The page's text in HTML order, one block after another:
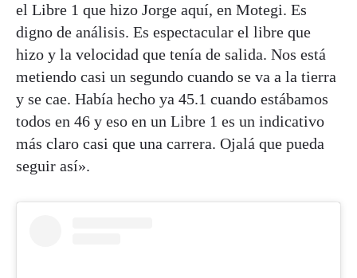
el Libre 1 que hizo Jorge aquí, en Motegi. Es
digno de análisis. Es espectacular el libre que
hizo y la velocidad que tenía de salida. Nos está
metiendo casi un segundo cuando se va a la tierra
y se cae. Había hecho ya 45.1 cuando estábamos
todos en 46 y eso en un Libre 1 es un indicativo
más claro casi que una carrera. Ojalá que pueda
seguir así».